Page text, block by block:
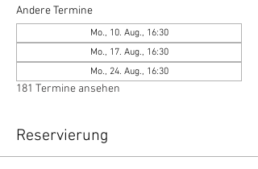
Andere Termine
Mo., 10. Aug., 16:30
Mo., 17. Aug., 16:30
Mo., 24. Aug., 16:30
181 Termine ansehen
Reservierung